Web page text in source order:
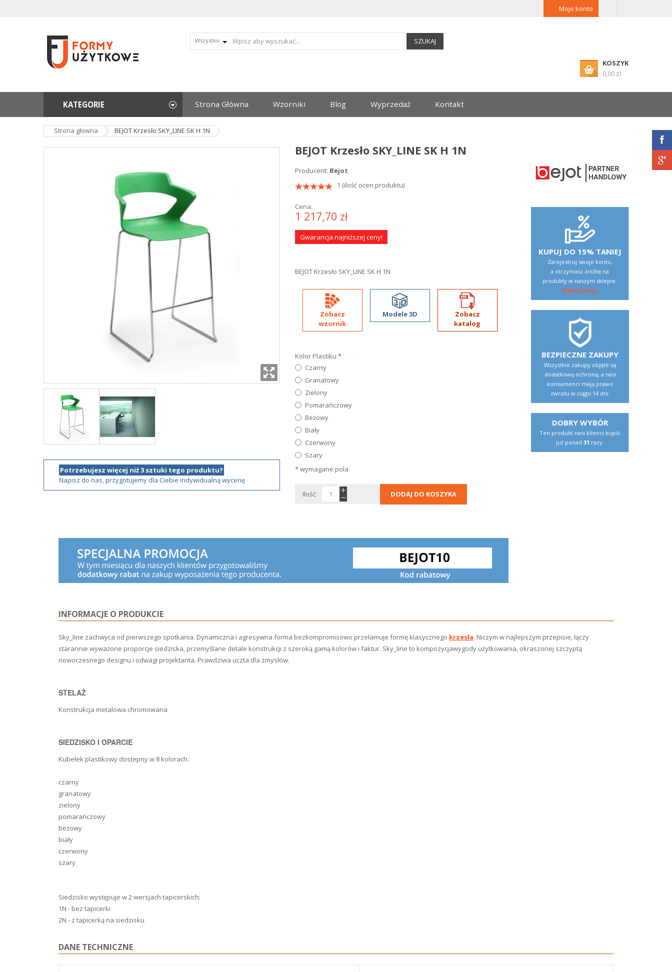
Moje konto
Wszystko SZUKAJ
KOSZYK
0,00 zł
Strona Główna Wzorniki Blog Wyprzedaż Kontakt
KATEGORIE
Strona głowna BEJOT Krzesło SKY_LINE SK H 1N
Potrzebujesz więcej niż 3 sztuki tego produktu?
Napisz do nas, przygotujemy dla Ciebie indywidualną wycenę
BEJOT Krzesło SKY_LINE SK H 1N
Producent: Bejot
1 (ilość ocen produktu)
Cena:
1 217,70 zł
Gwarancja najniższej ceny!
BEJOT Krzesło SKY_LINE SK H 1N
Zobacz
wzornik
Modele 3D
Zobacz
katalog
Kolor Plastiku *
Czarny
Granatowy
Zielony
Pomarańczowy
Beżowy
Biały
Czerwony
Szary
* wymagane pola
Ilość: DODAJ DO KOSZYKA
KUPUJ DO 15% TANIEJ
Zarejestruj swoje konto,
a otrzymasz zniżkę na
produkty w naszym sklepie.
Kliknij tutaj
BEZPIECZNE ZAKUPY
Wszystkie zakupy objęte są
dodatkową ochroną, a nasi
konsumenci mają prawo
zwrotu w ciągu 14 dni.
DOBRY WYBÓR
Ten produkt nasi klienci kupili
już ponad 31 razy.
INFORMACJE O PRODUKCIE
Sky_line zachwyca od pierwszego spotkania. Dynamiczna i agresywna forma bezkompromisowo przełamuje formę klasycznego krzesła. Niczym w najlepszym przepisie, łączy
starannie wyważone proporcje siedziska, przemyślane detale konstrukcji z szeroką gamą kolorów i faktur. Sky_line to kompozycjawygody użytkowania, okraszonej szczyptą
nowoczesnego designu i odwagi projektanta. Prawdziwa uczta dla zmysłów.
STELAŻ
Konstrukcja metalowa chromowana
SIEDZISKO I OPARCIE
Kubełek plastikowy dostepny w 8 kolorach:
czarny
granatowy
zielony
pomarańczowy
beżowy
biały
czerwony
szary
Siedzisko występuje w 2 wersjach tapicerskich:
1N - bez tapicerki
2N - z tapicerką na siedzisku
DANE TECHNICZNE